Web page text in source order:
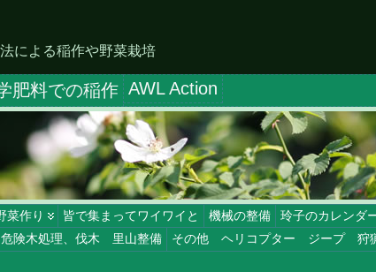
による稲作や野菜栽培
肥料での稲作 AWL Action
菜作り 皆で集まってワイワイと 機械の整備 玲子のカレンダ
危険木処理、伐木 里山整備
その他 ヘリコプター ジープ 狩